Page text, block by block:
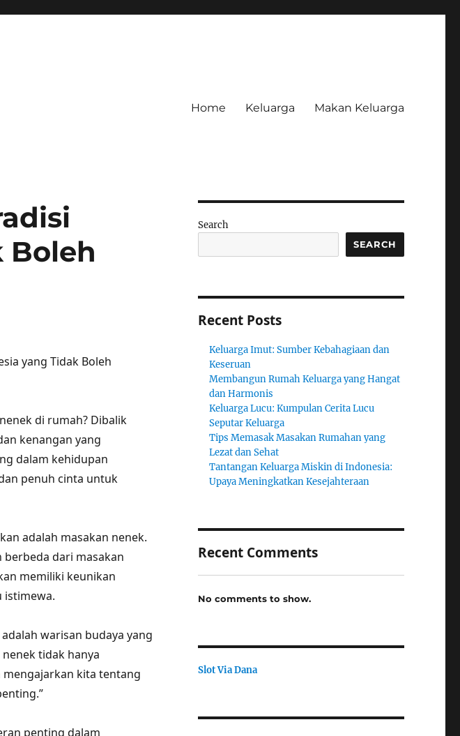
Home Keluarga Makan Keluarga
Boleh
yang Tidak Boleh
di rumah? Dibalik
kenangan yang
dalam kehidupan
penuh cinta untuk
adalah masakan nenek.
berbeda dari masakan
memiliki keunikan
istimewa.
warisan budaya yang
tidak hanya
kita tentang
penting dalam
Search
SEARCH
Recent Posts
Keluarga Imut: Sumber Kebahagiaan dan
Keseruan
Membangun Rumah Keluarga yang Hangat
dan Harmonis
Keluarga Lucu: Kumpulan Cerita Lucu
Seputar Keluarga
Tips Memasak Masakan Rumahan yang
Lezat dan Sehat
Tantangan Keluarga Miskin di Indonesia:
Upaya Meningkatkan Kesejahteraan
Recent Comments
No comments to show.
Slot Via Dana